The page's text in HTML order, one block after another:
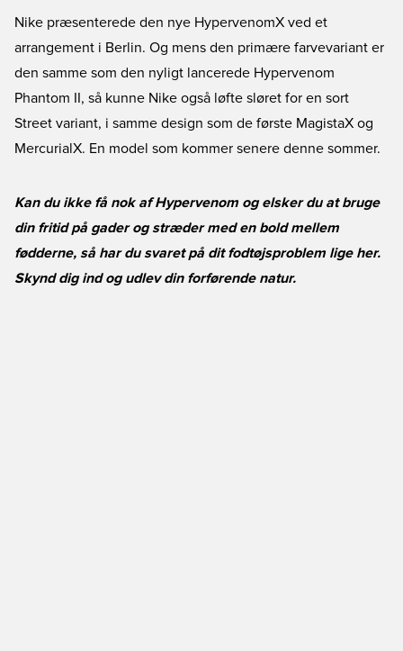
Nike præsenterede den nye HypervenomX ved et
arrangement i Berlin. Og mens den primære farvevariant er
den samme som den nyligt lancerede Hypervenom
Phantom II, så kunne Nike også løfte sløret for en sort
Street variant, i samme design som de første MagistaX og
MercurialX. En model som kommer senere denne sommer.
Kan du ikke få nok af Hypervenom og elsker du at bruge
din fritid på gader og stræder med en bold mellem
fødderne, så har du svaret på dit fodtøjsproblem lige her.
Skynd dig ind og udlev din forførende natur.